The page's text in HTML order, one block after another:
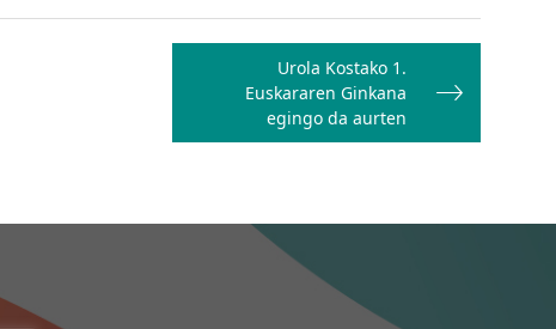
Urola Kostako 1.
Euskararen Ginkana
egingo da aurten